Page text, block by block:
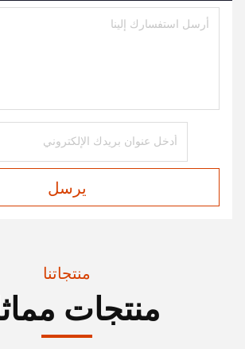
يرسل
منتجاتنا
منتجات